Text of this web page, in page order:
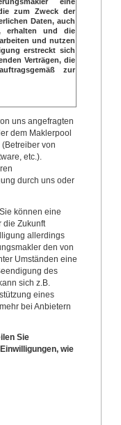
zum Zweck der
Daten, auch
erhalten und die
und nutzen
erstreckt sich
Verträgen, die
zur
uns angefragten
dem Maklerpool
von
etc.).
durch uns oder
können eine
die Zukunft
allerdings
den von
Umständen eine
des
sich z.B.
eines
bei Anbietern
Sie
wie